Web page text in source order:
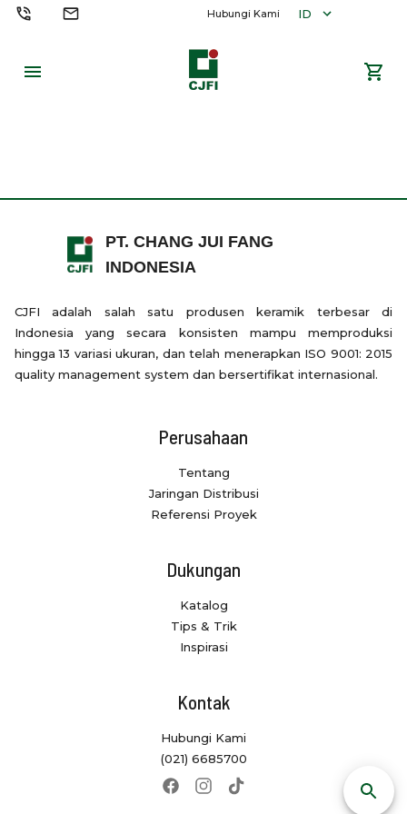
Hubungi Kami ID
PT. CHANG JUI FANG
INDONESIA
CJFI adalah salah satu produsen keramik terbesar di
Indonesia yang secara konsisten mampu memproduksi
hingga 13 variasi ukuran, dan telah menerapkan ISO 9001: 2015
quality management system dan bersertifikat internasional.
Perusahaan
Tentang
Jaringan Distribusi
Referensi Proyek
Dukungan
Katalog
Tips & Trik
Inspirasi
Kontak
Hubungi Kami
(021) 6685700